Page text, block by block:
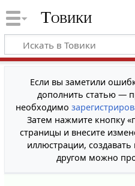
Товики
Если вы заметили
дополнить статью —
необходимо
Затем нажмите кнопку
страницы и внесите
иллюстрации,
другом можно